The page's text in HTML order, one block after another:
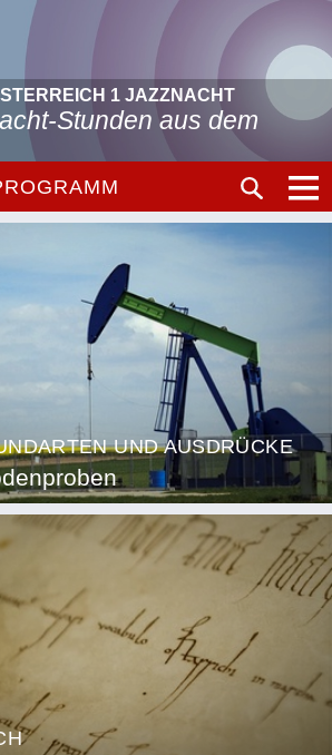
1 JAZZNACHT
Stunden aus dem
UND AUSDRÜCKE